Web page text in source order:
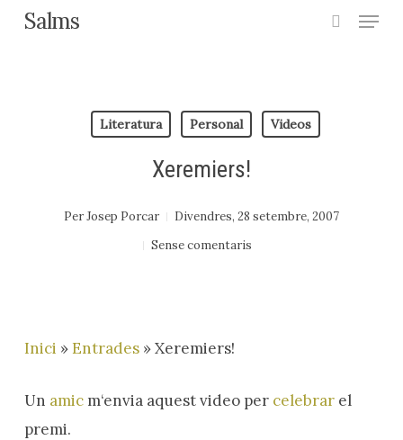
SkipSalms Menu
Literatura Personal Videos
Xeremiers!
PerJosep Porcar
Divendres, 28 setembre, 2007
Sense comentaris
Inici »Entrades»Xeremiers!
Un amicm‘envia aquest video per celebrarel
premi.